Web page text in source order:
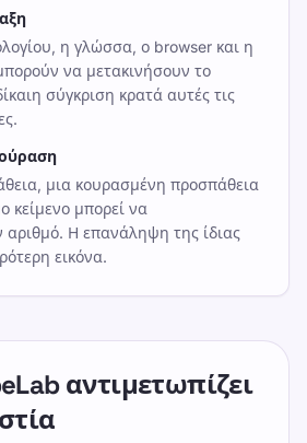
η γλώσσα, ο browser και η
να μετακινήσουν το
σύγκριση κρατά αυτές τις
μια κουρασμένη προσπάθεια
κείμενο μπορεί να
Η επανάληψη της ίδιας
εικόνα.
αντιμετωπίζει